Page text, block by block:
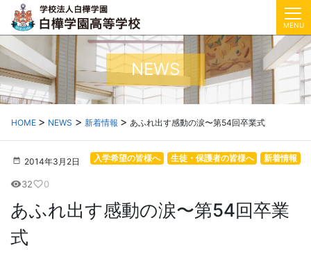
MENU
NEWS
HOME NEWS 新着情報 あふれ出す感動の涙〜第54回卒業式
2014年3月2日 新着情報
生徒・保護者の皆様へ
入学希望の皆様へ
visibility32favorite_border0
あふれ出す感動の涙〜第54回卒業
式